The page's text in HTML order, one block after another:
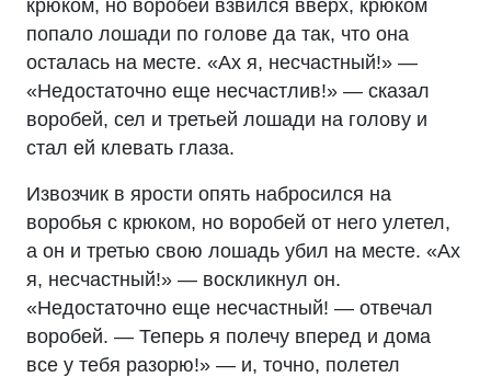
крюком, но воробей взвился вверх, крюком
попало лошади по голове да так, что она
осталась на месте. «Ах я, несчастный!» —
«Недостаточно еще несчастлив!» — сказал
воробей, сел и третьей лошади на голову и
стал ей клевать глаза.
Извозчик в ярости опять набросился на
воробья с крюком, но воробей от него улетел,
а он и третью свою лошадь убил на месте. «Ах
я, несчастный!» — воскликнул он.
«Недостаточно еще несчастный! — отвечал
воробей. — Теперь я полечу вперед и дома
все у тебя разорю!» — и, точно, полетел